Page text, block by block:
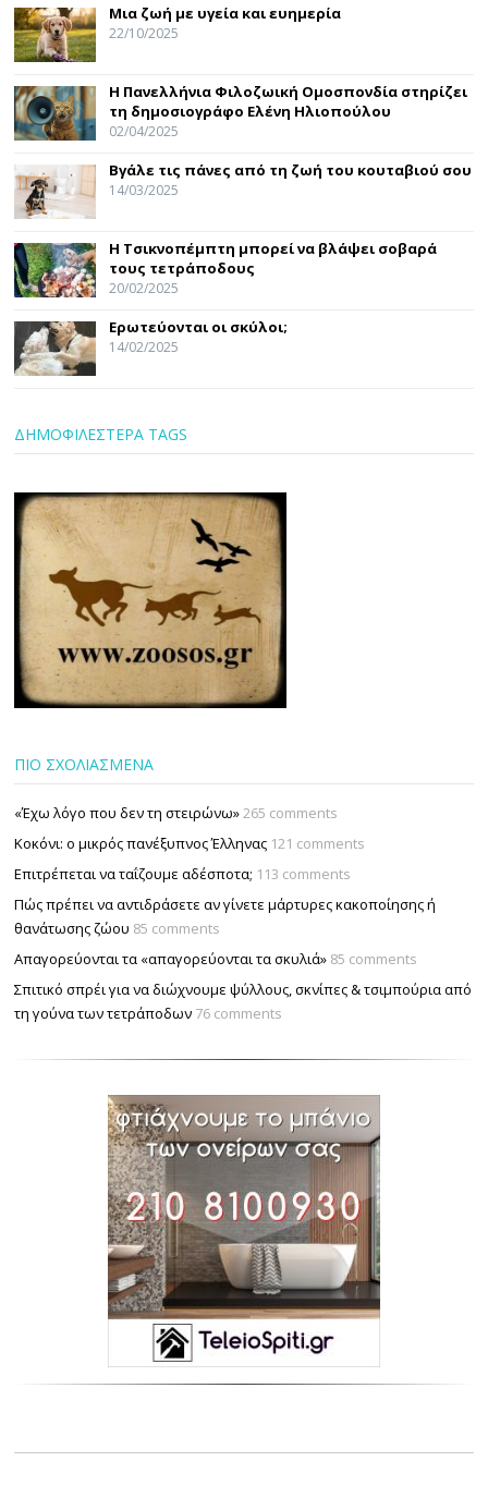
Μια ζωή με υγεία και ευημερία
22/10/2025
Η Πανελλήνια Φιλοζωική Ομοσπονδία στηρίζει
τη δημοσιογράφο Ελένη Ηλιοπούλου
02/04/2025
Βγάλε τις πάνες από τη ζωή του κουταβιού σου
14/03/2025
Η Τσικνοπέμπτη μπορεί να βλάψει σοβαρά
τους τετράποδους
20/02/2025
Ερωτεύονται οι σκύλοι;
14/02/2025
ΔΗΜΟΦΙΛΕΣΤΕΡΑ TAGS
ΠΙΟ ΣΧΟΛΙΑΣΜΕΝΑ
«Έχω λόγο που δεν τη στειρώνω»265 comments
Κοκόνι: ο μικρός πανέξυπνος Έλληνας 121 comments
Επιτρέπεται να ταΐζουµε αδέσποτα; 113 comments
Πώς πρέπει να αντιδράσετε αν γίνετε μάρτυρες κακοποίησης ή
θανάτωσης ζώου 85 comments
Απαγορεύονται τα «απαγορεύονται τα σκυλιά» 85 comments
Σπιτικό σπρέι για να διώχνουμε ψύλλους, σκνίπες & τσιμπούρια από
τη γούνα των τετράποδων 76 comments